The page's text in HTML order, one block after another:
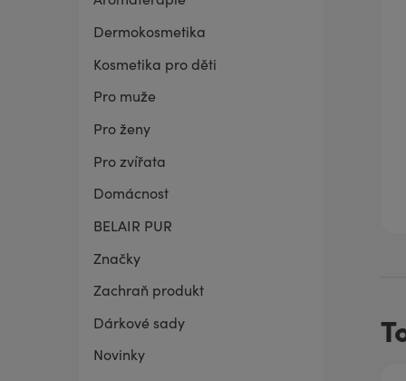
BELAIR PUR Lite
Co mě trápí
Vaginální suchost
Sada pro grilování
Dermokosmetika
Kosmetika pro děti
Pro muže
Pro ženy
Pro zvířata
Domácnost
BELAIR PUR
Značky
Zachraň produkt
Dárkové sady
Novinky